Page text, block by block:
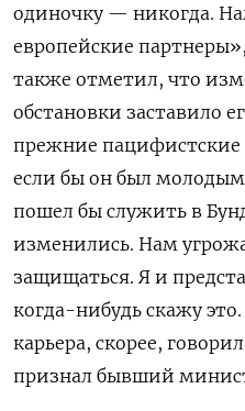
одиночку — никогда.
европейские
также отметил, что
обстановки заставило
прежние пацифистские
если бы он был молодым
пошел бы служить в
изменились. Нам
защищаться. Я и
когда-нибудь скажу
карьера, скорее,
признал бывший